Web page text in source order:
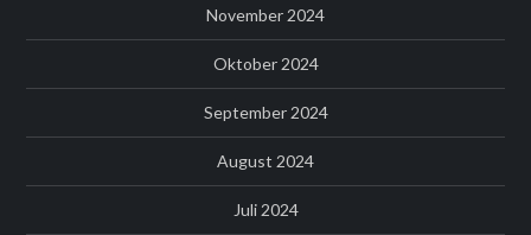
November 2024
Oktober 2024
September 2024
August 2024
Juli 2024